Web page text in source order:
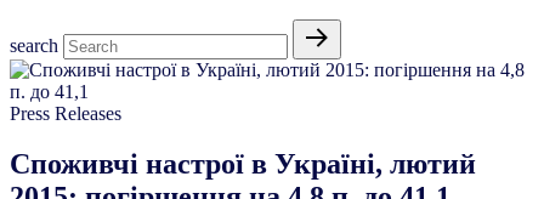
search
Press Releases
Споживчі настрої в Україні, лютий